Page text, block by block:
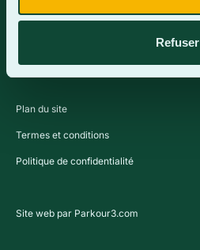
Refuser
Plan du site
Termes et conditions
Politique de confidentialité
Site web par Parkour3.com